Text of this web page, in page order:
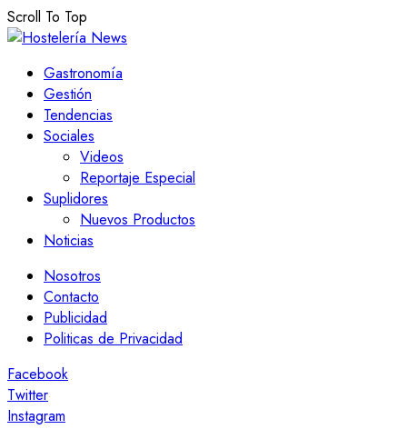
Scroll To Top
Gastronomía
Gestión
Tendencias
Sociales
Videos
Reportaje Especial
Suplidores
Nuevos Productos
Noticias
Nosotros
Contacto
Publicidad
Politicas de Privacidad
Facebook
Twitter
Instagram